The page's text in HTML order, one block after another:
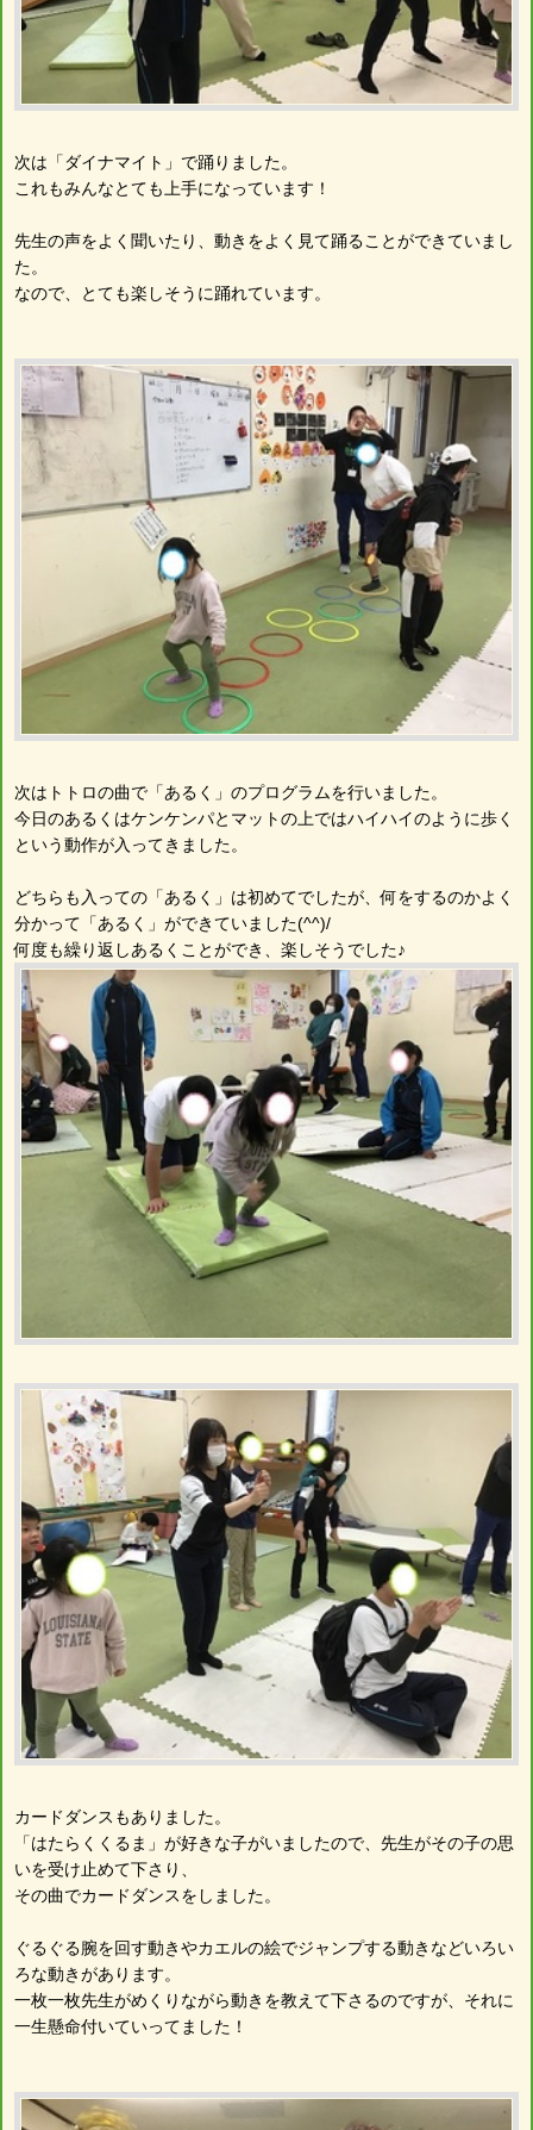
次は「ダイナマイト」で踊りました。
これもみんなとても上手になっています！
先生の声をよく聞いたり、動きをよく見て踊ることができていまし
た。
なので、とても楽しそうに踊れています。
次はトトロの曲で「あるく」のプログラムを行いました。
今日のあるくはケンケンパとマットの上ではハイハイのように歩く
という動作が入ってきました。
どちらも入っての「あるく」は初めてでしたが、何をするのかよく
分かって「あるく」ができていました(^^)/
何度も繰り返しあるくことができ、楽しそうでした♪
カードダンスもありました。
「はたらくくるま」が好きな子がいましたので、先生がその子の思
いを受け止めて下さり、
その曲でカードダンスをしました。
ぐるぐる腕を回す動きやカエルの絵でジャンプする動きなどいろい
ろな動きがあります。
一枚一枚先生がめくりながら動きを教えて下さるのですが、それに
一生懸命付いていってました！